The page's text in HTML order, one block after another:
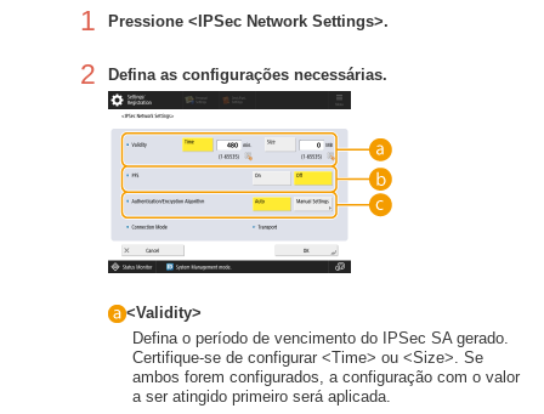
1 Pressione <IPSec Network Settings>.
2 Defina as configurações necessárias.
<Validity>
Defina o período de vencimento do IPSec SA gerado.
Certifique-se de configurar <Time> ou <Size>. Se
ambos forem configurados, a configuração com o valor
a ser atingido primeiro será aplicada.